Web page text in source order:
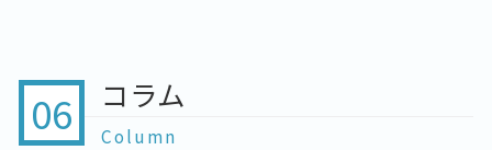
06 コラム
Column